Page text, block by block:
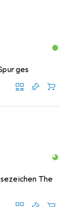
ges
The